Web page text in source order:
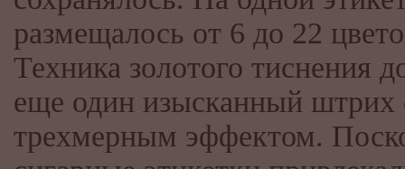
размещалось от 6 до 22
Техника золотого тиснения
еще один изысканный штрих
трехмерным эффектом.